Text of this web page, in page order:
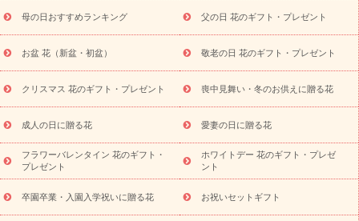
供え・お悔やみ商品一覧
お供え・お悔やみの花
四十九日法要以
お供え プリザーブドフラワー
ペットのお供えフラワー
お盆（新
盆・初盆）
その他 お祝い返し お見舞い
お取り寄せギフト
ビジネス用
ご自宅用 観葉植物 ミディ胡蝶蘭
プリザーブ
ドフラワー
スタイルから探す アレンジメント 花束
スタ
ンド花
お祝い お供え・お悔やみ 胡蝶蘭 胡蝶蘭・花鉢
ディ胡蝶蘭・お祝い
ミディ胡蝶蘭・お供え
世界初の青色胡蝶蘭
観葉植物
観葉植物 産直多肉植物
プリザーブドフラワー
お祝い
お供え・お悔やみ 花とセットギフト
セミオーダー
プチギフト（hanamore -ハナモア-）
花とみどりのeギフト
キューピットのeGfit
カラー ピンク イエローオレンジ
レッ
母の日おすすめランキング 父の日 花のギフト・プレゼント
お盆 花（新盆・初盆） 敬老の日 花のギフト・プレゼント
クリスマス 花のギフト・プレゼント 喪中見舞い・冬のお供えに贈る花
成人の日に贈る花 愛妻の日に贈る花
フラワーバレンタイン 花のギフト・
プレゼント
ホワイトデー 花のギフト・プレゼ
ント
卒園卒業・入園入学祝いに贈る花 お祝いセットギフト